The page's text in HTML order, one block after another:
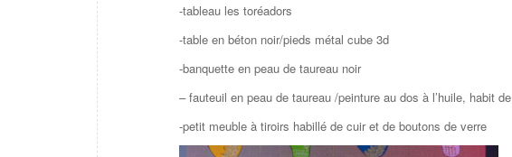
-tableau les toréadors
-table en béton noir/pieds métal cube 3d
-banquette en peau de taureau noir
– fauteuil en peau de taureau /peinture au dos à l’huile, habit
-petit meuble à tiroirs habillé de cuir et de boutons de verre